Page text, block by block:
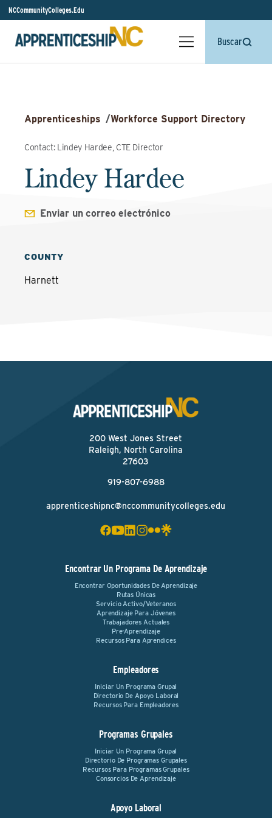
NCCommunityColleges.Edu
Buscar
Apprenticeships /Workforce Support Directory
Contact: Lindey Hardee, CTE Director
Lindey Hardee
Enviar un correo electrónico
COUNTY
Harnett
200 West Jones Street
Raleigh, North Carolina
27603
919-807-6988
apprenticeshipnc@nccommunitycolleges.edu
Encontrar Un Programa De Aprendizaje
Encontrar Oportunidades De Aprendizaje
Rutas Únicas
Servicio Activo/Veteranos
Aprendizaje Para Jóvenes
Trabajadores Actuales
Pre-Aprendizaje
Recursos Para Aprendices
Empleadores
Iniciar Un Programa Grupal
Directorio De Apoyo Laboral
Recursos Para Empleadores
Programas Grupales
Iniciar Un Programa Grupal
Directorio De Programas Grupales
Recursos Para Programas Grupales
Consorcios De Aprendizaje
Apoyo Laboral